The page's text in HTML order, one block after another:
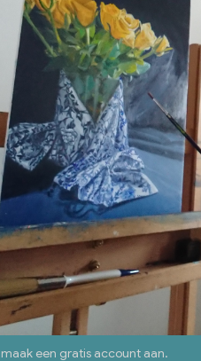
maak een gratis account aan.